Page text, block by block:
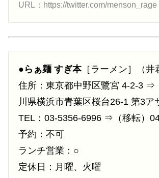
URL：https://twitter.com/menson_rage
● らぁ麺 すぎ本［ラーメン］（井
住所：東京都中野区鷺宮 4-2-3 ⇒
川県横浜市青葉区桜台26-1 第3ア
TEL：03-5356-6996 ⇒（移転）
予約：不可
ランチ営業：○
定休日：月曜、火曜